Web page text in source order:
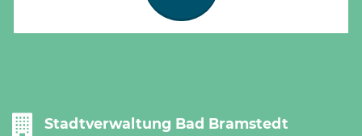
Stadtverwaltung Bad Bramstedt